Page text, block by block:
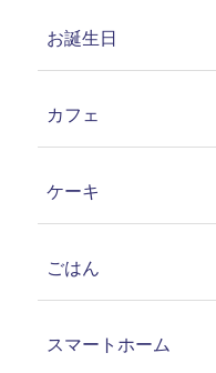
お誕生日
カフェ
ケーキ
ごはん
スマートホーム